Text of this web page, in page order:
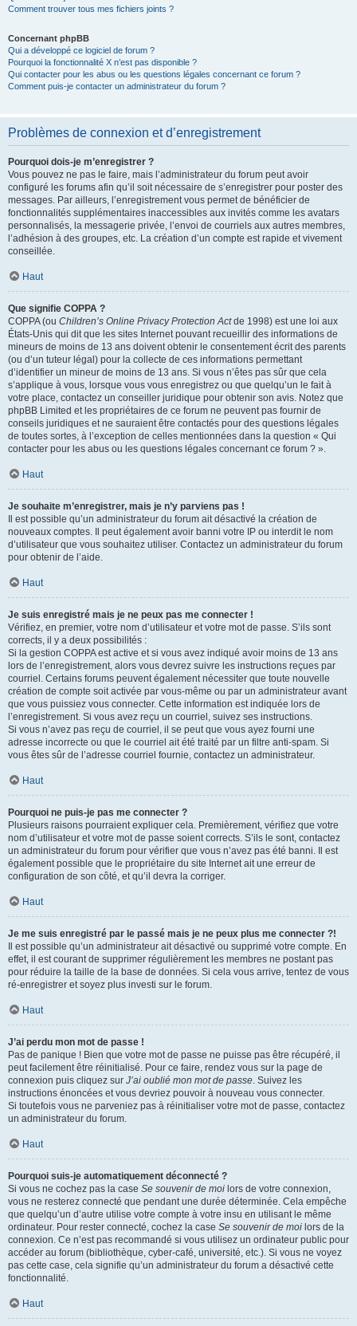
Comment trouver tous mes fichiers joints ?
Concernant phpBB
Qui a développé ce logiciel de forum ?
Pourquoi la fonctionnalité X n’est pas disponible ?
Qui contacter pour les abus ou les questions légales concernant ce forum ?
Comment puis-je contacter un administrateur du forum ?
Problèmes de connexion et d’enregistrement
Pourquoi dois-je m’enregistrer ?
Vous pouvez ne pas le faire, mais l’administrateur du forum peut avoir
configuré les forums afin qu’il soit nécessaire de s’enregistrer pour poster des
messages. Par ailleurs, l’enregistrement vous permet de bénéficier de
fonctionnalités supplémentaires inaccessibles aux invités comme les avatars
personnalisés, la messagerie privée, l’envoi de courriels aux autres membres,
l’adhésion à des groupes, etc. La création d’un compte est rapide et vivement
conseillée.
Haut
Que signifie COPPA ?
COPPA (ou Children’s Online Privacy Protection Actde 1998) est une loi aux
États-Unis qui dit que les sites Internet pouvant recueillir des informations de
mineurs de moins de 13 ans doivent obtenir le consentement écrit des parents
(ou d’un tuteur légal) pour la collecte de ces informations permettant
d’identifier un mineur de moins de 13 ans. Si vous n’êtes pas sûr que cela
s’applique à vous, lorsque vous vous enregistrez ou que quelqu’un le fait à
votre place, contactez un conseiller juridique pour obtenir son avis. Notez que
phpBB Limited et les propriétaires de ce forum ne peuvent pas fournir de
conseils juridiques et ne sauraient être contactés pour des questions légales
de toutes sortes, à l’exception de celles mentionnées dans la question « Qui
contacter pour les abus ou les questions légales concernant ce forum ? ».
Haut
Je souhaite m’enregistrer, mais je n’y parviens pas !
Il est possible qu’un administrateur du forum ait désactivé la création de
nouveaux comptes. Il peut également avoir banni votre IP ou interdit le nom
d’utilisateur que vous souhaitez utiliser. Contactez un administrateur du forum
pour obtenir de l’aide.
Haut
Je suis enregistré mais je ne peux pas me connecter !
Vérifiez, en premier, votre nom d’utilisateur et votre mot de passe. S’ils sont
corrects, il y a deux possibilités :
Si la gestion COPPA est active et si vous avez indiqué avoir moins de 13 ans
lors de l’enregistrement, alors vous devrez suivre les instructions reçues par
courriel. Certains forums peuvent également nécessiter que toute nouvelle
création de compte soit activée par vous-même ou par un administrateur avant
que vous puissiez vous connecter. Cette information est indiquée lors de
l’enregistrement. Si vous avez reçu un courriel, suivez ses instructions.
Si vous n’avez pas reçu de courriel, il se peut que vous ayez fourni une
adresse incorrecte ou que le courriel ait été traité par un filtre anti-spam. Si
vous êtes sûr de l’adresse courriel fournie, contactez un administrateur.
Haut
Pourquoi ne puis-je pas me connecter ?
Plusieurs raisons pourraient expliquer cela. Premièrement, vérifiez que votre
nom d’utilisateur et votre mot de passe soient corrects. S’ils le sont, contactez
un administrateur du forum pour vérifier que vous n’avez pas été banni. Il est
également possible que le propriétaire du site Internet ait une erreur de
configuration de son côté, et qu’il devra la corriger.
Haut
Je me suis enregistré par le passé mais je ne peux plus me connecter ?!
Il est possible qu’un administrateur ait désactivé ou supprimé votre compte. En
effet, il est courant de supprimer régulièrement les membres ne postant pas
pour réduire la taille de la base de données. Si cela vous arrive, tentez de vous
ré-enregistrer et soyez plus investi sur le forum.
Haut
J’ai perdu mon mot de passe !
Pas de panique ! Bien que votre mot de passe ne puisse pas être récupéré, il
peut facilement être réinitialisé. Pour ce faire, rendez vous sur la page de
connexion puis cliquez sur J’ai oublié mon mot de passe. Suivez les
instructions énoncées et vous devriez pouvoir à nouveau vous connecter.
Si toutefois vous ne parveniez pas à réinitialiser votre mot de passe, contactez
un administrateur du forum.
Haut
Pourquoi suis-je automatiquement déconnecté ?
Si vous ne cochez pas la case Se souvenir de moi lors de votre connexion,
vous ne resterez connecté que pendant une durée déterminée. Cela empêche
que quelqu’un d’autre utilise votre compte à votre insu en utilisant le même
ordinateur. Pour rester connecté, cochez la case Se souvenir de moi lors de la
connexion. Ce n’est pas recommandé si vous utilisez un ordinateur public pour
accéder au forum (bibliothèque, cyber-café, université, etc.). Si vous ne voyez
pas cette case, cela signifie qu’un administrateur du forum a désactivé cette
fonctionnalité.
Haut